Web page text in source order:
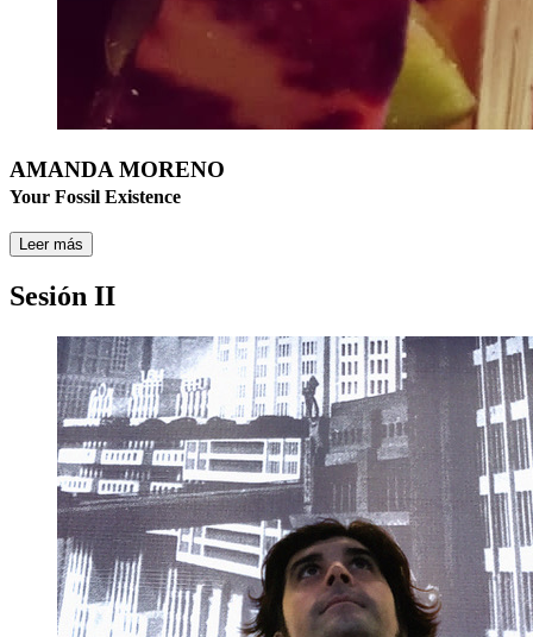
AMANDA MORENO
Your Fossil Existence
Leer más
Sesión II